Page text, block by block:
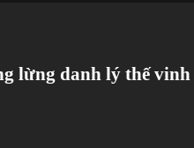
danh lý thế vinh